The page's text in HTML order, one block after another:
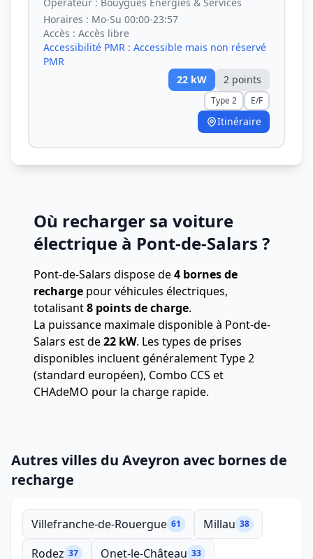
Horaires : Mo-Su 00:00-23:57
Accès : Accès libre
Accessibilité PMR : Accessible mais non réservé
PMR
22 kW 2 points
Type 2 E/F
Itinéraire
Où recharger sa voiture
électrique à Pont-de-Salars ?
Pont-de-Salars dispose de4 bornes de
recharge pour véhicules électriques,
totalisant8 points de charge.
La puissance maximale disponible à Pont-de-
Salars est de22 kW. Les types de prises
disponibles incluent généralement Type 2
(standard européen), Combo CCS et
CHAdeMO pour la charge rapide.
Autres villes du Aveyron avec bornes de
recharge
Villefranche-de-Rouergue 61 Millau 38
Rodez 37 Onet-le-Château 33